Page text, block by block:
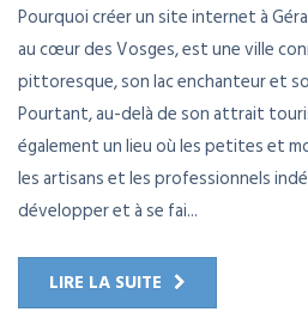
Pourquoi créer un site internet à
au cœur des Vosges, est une ville
pittoresque, son lac enchanteur et
Pourtant, au-delà de son attrait
également un lieu où les petites et
les artisans et les professionnels
développer et à se fai...
LIRE LA SUITE